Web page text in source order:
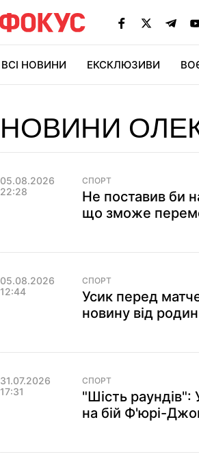
ВСІ НОВИНИ ЕКСКЛЮЗИВИ
НОВИНИ
05.08.2026
22:28
СПОРТ
Не поставив би
що зможе
05.08.2026
12:44
СПОРТ
Усик перед
новину від
31.07.2026
17:31
СПОРТ
"Шість раундів":
на бій Ф'юрі-